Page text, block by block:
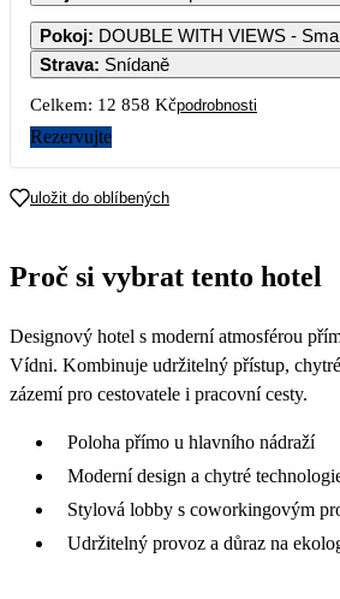
1
6 549
2
6 549
3
6 549
4
6 759 6
8
6 549
9
6 549
10
6 549
11
15
6 549 6 549 6 549 6 759 6
22 23
Pokoj: DOUBLE WITH VIEWS -
Strava: Snídaně
Celkem: 12 858 Kčpodrobnosti
Rezervujte
uložit do oblíbených
Proč si vybrat tento hotel
Designový hotel s moderní atmosférou
Vídni. Kombinuje udržitelný přístup,
zázemí pro cestovatele i pracovní cesty.
Poloha přímo u hlavního nádraží
Moderní design a chytré
Stylová lobby s coworkingovým
Udržitelný provoz a důraz na